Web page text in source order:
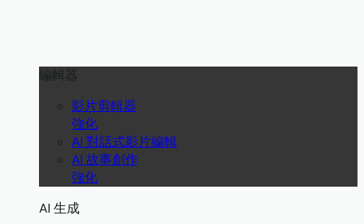
編輯器
影片剪輯器
強化
AI 對話式影片編輯
AI 故事創作
強化
AI 生成